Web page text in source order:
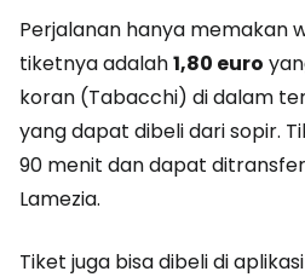
Perjalanan hanya memakan
tiketnya adalah1,80 euro
koran (Tabacchi) di dalam
yang dapat dibeli dari sopir.
90 menit dan dapat
Lamezia.
Tiket juga bisa dibeli di